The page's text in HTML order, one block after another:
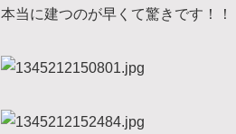
本当に建つのが早くて驚きです！！